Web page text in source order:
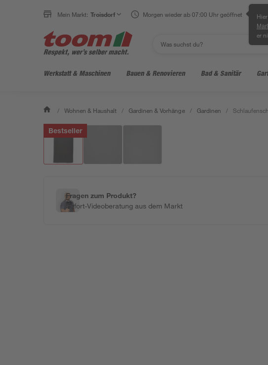
Mein Markt: Troisdorf Morgen wieder ab 07:00 Uhr geöffnet
er
Werkstatt & Maschinen Bauen & Renovieren Bad & Sanitär
/ Wohnen & Haushalt / Gardinen & Vorhänge / Gardinen /
Bestseller
Fragen zum Produkt?
Sofort-Videoberatung aus dem Markt